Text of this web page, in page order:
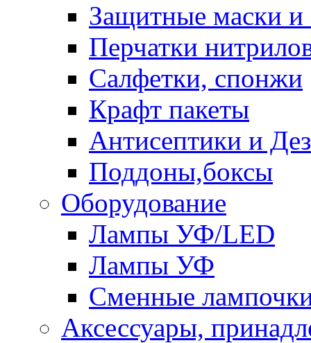
Защитные маски и
Перчатки
Салфетки, спонжи
Крафт пакеты
Антисептики и
Поддоны,боксы
Оборудование
Лампы УФ/LED
Лампы УФ
Сменные
Аксессуары,